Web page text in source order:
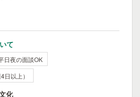
て
日夜の面談OK
日以上）
化